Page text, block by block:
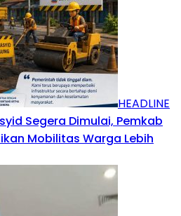
HEADLINE
Segera Dimulai, Pemkab
Mobilitas Warga Lebih